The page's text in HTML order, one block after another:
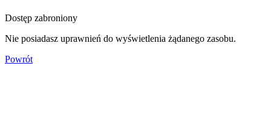
Dostęp zabroniony
Nie posiadasz uprawnień do wyświetlenia żądanego zasobu.
Powrót